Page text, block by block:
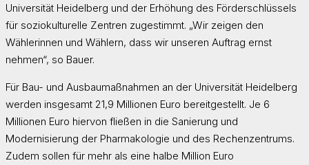
Universität Heidelberg und der Erhöhung des Förderschlüssels
für soziokulturelle Zentren zugestimmt. „Wir zeigen den
Wählerinnen und Wählern, dass wir unseren Auftrag ernst
nehmen“, so Bauer.
Für Bau- und Ausbaumaßnahmen an der Universität Heidelberg
werden insgesamt 21,9 Millionen Euro bereitgestellt. Je 6
Millionen Euro hiervon fließen in die Sanierung und
Modernisierung der Pharmakologie und des Rechenzentrums.
Zudem sollen für mehr als eine halbe Million Euro